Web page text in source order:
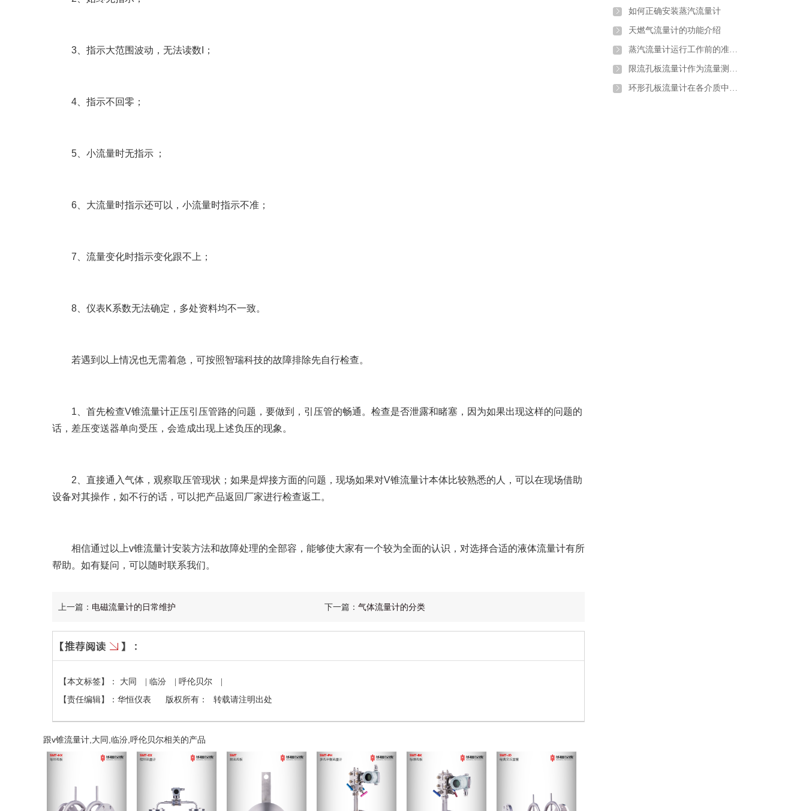
3、指示大范围波动，无法读数I；
4、指示不回零；
5、小流量时无指示 ；
6、大流量时指示还可以，小流量时指示不准；
7、流量变化时指示变化跟不上；
8、仪表K系数无法确定，多处资料均不一致。
若遇到以上情况也无需着急，可按照智瑞科技的故障排除先自行检查。
1、首先检查V锥流量计正压引压管路的问题，要做到，引压管的畅通。检查是否泄露和睹塞，因为如果出现这样的问题的
话，差压变送器单向受压，会造成出现上述负压的现象。
2、直接通入气体，观察取压管现状；如果是焊接方面的问题，现场如果对V锥流量计本体比较熟悉的人，可以在现场借助
设备对其操作，如不行的话，可以把产品返回厂家进行检查返工。
相信通过以上v锥流量计安装方法和故障处理的全部容，能够使大家有一个较为全面的认识，对选择合适的液体流量计有所
帮助。如有疑问，可以随时联系我们。
上一篇： 电磁流量计的日常维护 下一篇： 气体流量计的分类
【本文标签】： 大同 临汾 呼伦贝尔
【责任编辑】： 华恒仪表 版权所有： 转载请注明出处
跟v锥流量计,大同,临汾,呼伦贝尔相关的产品
如何正确安装蒸汽流量计
天燃气流量计的功能介绍
蒸汽流量计运行工作前的准备和调试
限流孔板流量计作为流量测量元件的使用条件有哪些
环形孔板流量计在各介质中的应用